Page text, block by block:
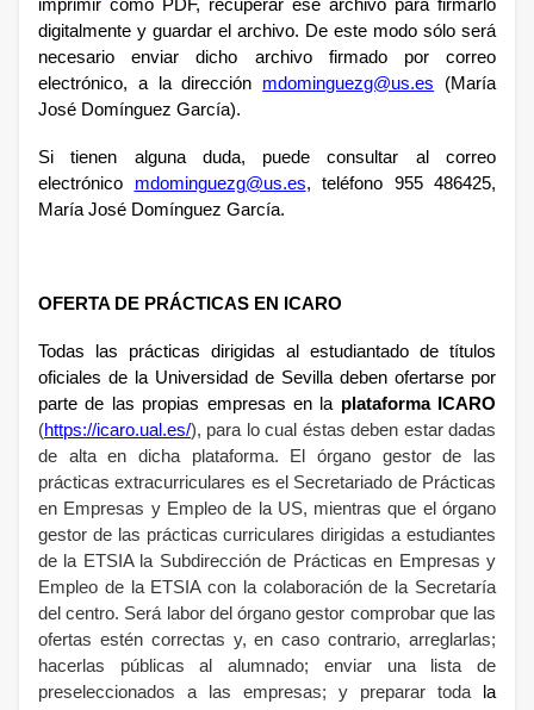
imprimir como PDF, recuperar ese archivo para firmarlo
digitalmente y guardar el archivo. De este modo sólo será
necesario enviar dicho archivo firmado por correo
electrónico, a la dirección mdominguezg@us.es (María
José Domínguez García).
Si tienen alguna duda, puede consultar al correo
electrónico mdominguezg@us.es, teléfono 955 486425,
María José Domínguez García.
OFERTA DE PRÁCTICAS EN ICARO
Todas las prácticas dirigidas al estudiantado de títulos
oficiales de la Universidad de Sevilla deben ofertarse por
parte de las propias empresas en la plataforma ICARO
(https://icaro.ual.es/), para lo cual éstas deben estar dadas
de alta en dicha plataforma. El órgano gestor de las
prácticas extracurriculares es el Secretariado de Prácticas
en Empresas y Empleo de la US, mientras que el órgano
gestor de las prácticas curriculares dirigidas a estudiantes
de la ETSIA la Subdirección de Prácticas en Empresas y
Empleo de la ETSIA con la colaboración de la Secretaría
del centro. Será labor del órgano gestor comprobar que las
ofertas estén correctas y, en caso contrario, arreglarlas;
hacerlas públicas al alumnado; enviar una lista de
preseleccionados a las empresas; y preparar toda la